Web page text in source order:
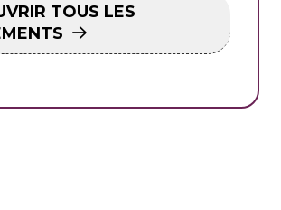
TOUS LES